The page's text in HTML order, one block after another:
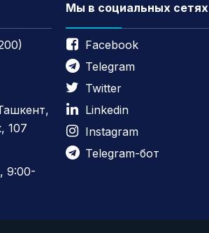
107
9:00-
Мы в социальных сетях
Facebook
Telegram
Twitter
Linkedin
Instagram
Telegram-бот